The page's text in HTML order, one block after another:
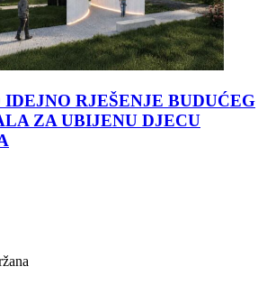
RJEŠENJE BUDUĆEG
ZA UBIJENU DJECU